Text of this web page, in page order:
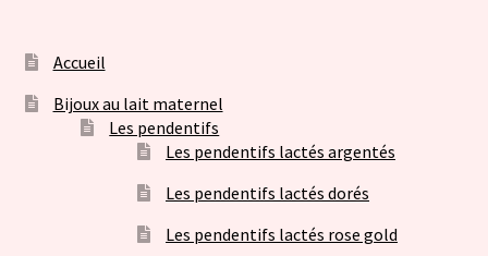
Accueil
Bijoux au lait maternel
Les pendentifs
Les pendentifs lactés argentés
Les pendentifs lactés dorés
Les pendentifs lactés rose gold